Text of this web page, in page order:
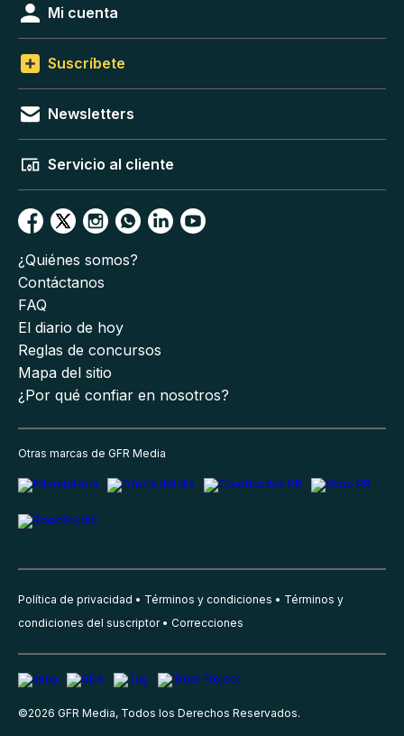
Mi cuenta
Suscríbete
Newsletters
Servicio al cliente
¿Quiénes somos?
Contáctanos
FAQ
El diario de hoy
Reglas de concursos
Mapa del sitio
¿Por qué confiar en nosotros?
Otras marcas de GFR Media
Política de privacidad Términos y condiciones
Términos y
condiciones del suscriptor
Correcciones
©2026 GFR Media, Todos los Derechos Reservados.